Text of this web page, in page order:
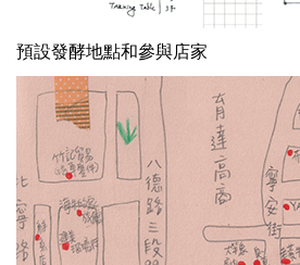
預設發酵地點和參與店家